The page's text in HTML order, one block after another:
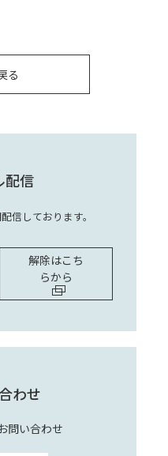
る
配信
信しております。
解除はこち
らから
わせ
問い合わせ